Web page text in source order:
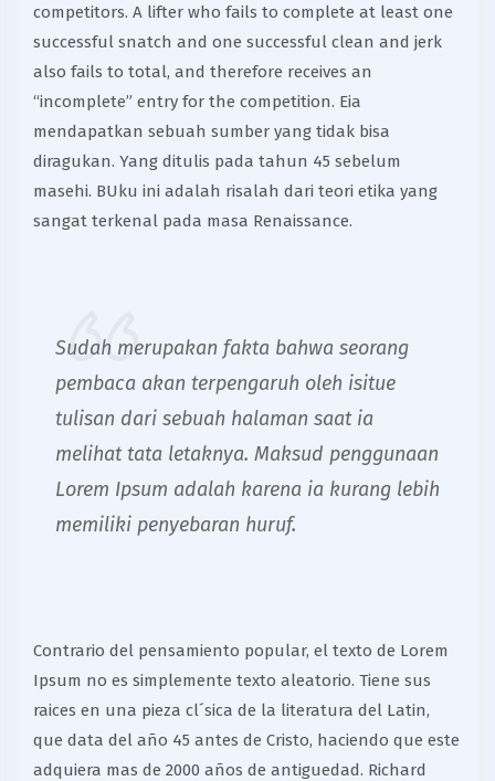
competitors. A lifter who fails to complete at least one
successful snatch and one successful clean and jerk
also fails to total, and therefore receives an
“incomplete” entry for the competition. Eia
mendapatkan sebuah sumber yang tidak bisa
diragukan. Yang ditulis pada tahun 45 sebelum
masehi. BUku ini adalah risalah dari teori etika yang
sangat terkenal pada masa Renaissance.
Sudah merupakan fakta bahwa seorang
pembaca akan terpengaruh oleh isitue
tulisan dari sebuah halaman saat ia
melihat tata letaknya. Maksud penggunaan
Lorem Ipsum adalah karena ia kurang lebih
memiliki penyebaran huruf.
Contrario del pensamiento popular, el texto de Lorem
Ipsum no es simplemente texto aleatorio. Tiene sus
raices en una pieza cl´sica de la literatura del Latin,
que data del año 45 antes de Cristo, haciendo que este
adquiera mas de 2000 años de antiguedad. Richard